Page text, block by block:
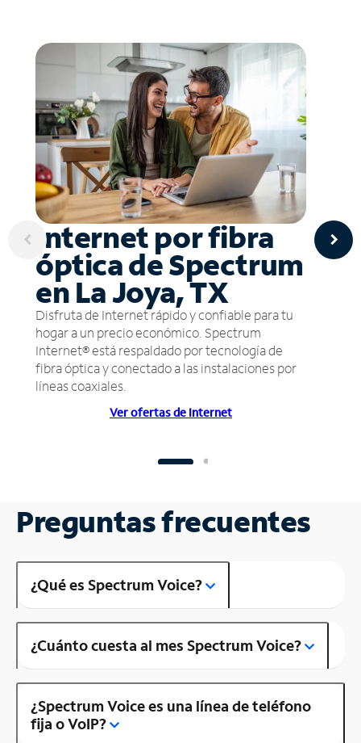
Internet por fibra
óptica de Spectrum
en La Joya, TX
Disfruta de Internet rápido y confiable para tu
hogar a un precio económico. Spectrum
Internet® está respaldado por tecnología de
fibra óptica y conectado a las instalaciones por
líneas coaxiales.
Ver ofertas de Internet
Preguntas frecuentes
¿Qué es Spectrum Voice?
¿Cuánto cuesta al mes Spectrum Voice?
¿Spectrum Voice es una línea de teléfono
fija o VoIP?